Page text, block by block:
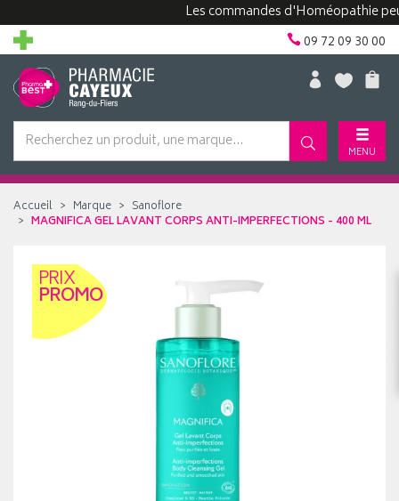
Les commandes d'Homéopathie
09 72 09 30 00
MENU
Accueil Marque
Sanoflore
MAGNIFICA GEL LAVANT CORPS ANTI-IMPERFECTIONS - 400 ML
PRIX
PROMO